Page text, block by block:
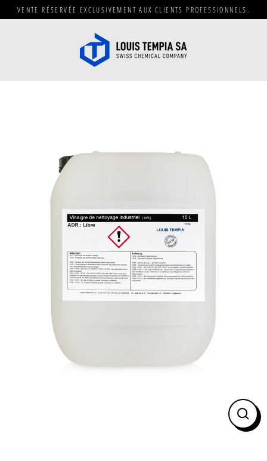
Passer
au
VENTE RÉSERVÉE EXCLUSIVEMENT AUX CLIENTS PROFESSIONNELS.